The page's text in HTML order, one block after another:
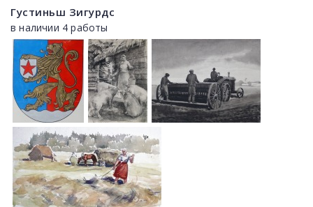
Густиньш Зигурдс
в наличии 4 работы